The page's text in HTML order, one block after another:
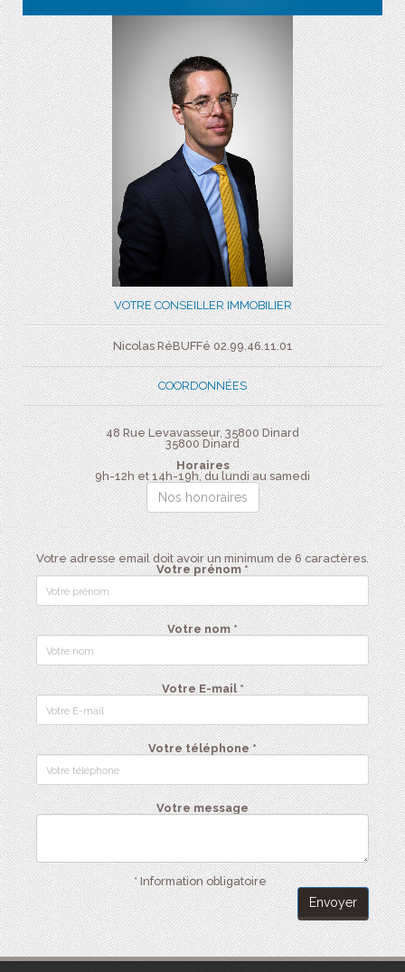
VOTRE CONSEILLER IMMOBILIER
Nicolas RéBUFFé 02.99.46.11.01
COORDONNÉES
48 Rue Levavasseur, 35800 Dinard
35800 Dinard
Horaires
9h-12h et 14h-19h, du lundi au samedi
Nos honoraires
Votre adresse email doit avoir un minimum de 6 caractères.
Votre prénom *
Votre nom *
Votre E-mail *
Votre téléphone *
Votre message
* Information obligatoire
Envoyer